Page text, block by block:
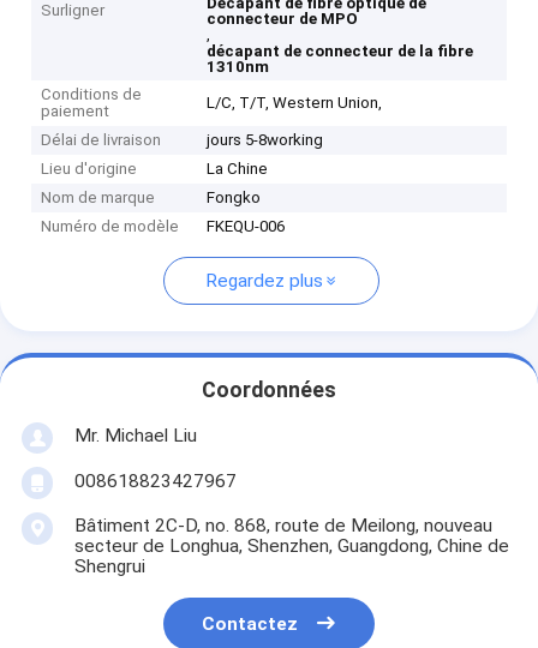
Surligner
connecteur de MPO
,
décapant de connecteur de la fibre
1310nm
Conditions de
paiement
L/C, T/T, Western Union,
Délai de livraison
jours 5-8working
Lieu d'origine
La Chine
Nom de marque
Fongko
Numéro de modèle
FKEQU-006
Regardez plus
Coordonnées
Mr. Michael Liu
008618823427967
Bâtiment 2C-D, no. 868, route de Meilong, nouveau
secteur de Longhua, Shenzhen, Guangdong, Chine de
Shengrui
Contactez